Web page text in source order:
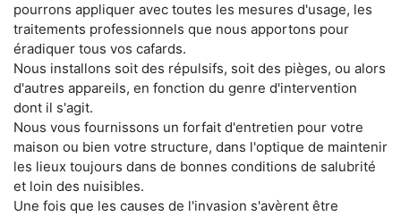
pourrons appliquer avec toutes les mesures d'usage, les
traitements professionnels que nous apportons pour
éradiquer tous vos cafards.
Nous installons soit des répulsifs, soit des pièges, ou alors
d'autres appareils, en fonction du genre d'intervention
dont il s'agit.
Nous vous fournissons un forfait d'entretien pour votre
maison ou bien votre structure, dans l'optique de maintenir
les lieux toujours dans de bonnes conditions de salubrité
et loin des nuisibles.
Une fois que les causes de l'invasion s'avèrent être